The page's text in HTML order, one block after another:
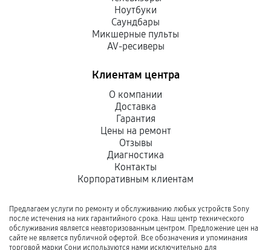
Ноутбуки
Саундбары
Микшерные пульты
AV-ресиверы
Клиентам центра
О компании
Доставка
Гарантия
Цены на ремонт
Отзывы
Диагностика
Контакты
Корпоративным клиентам
Предлагаем услуги по ремонту и обслуживанию любых устройств Sony
после истечения на них гарантийного срока. Наш центр технического
обслуживания является неавторизованным центром. Предложение цен на
сайте не является публичной офертой. Все обозначения и упоминания
торговой марки Сони используются нами исключительно для